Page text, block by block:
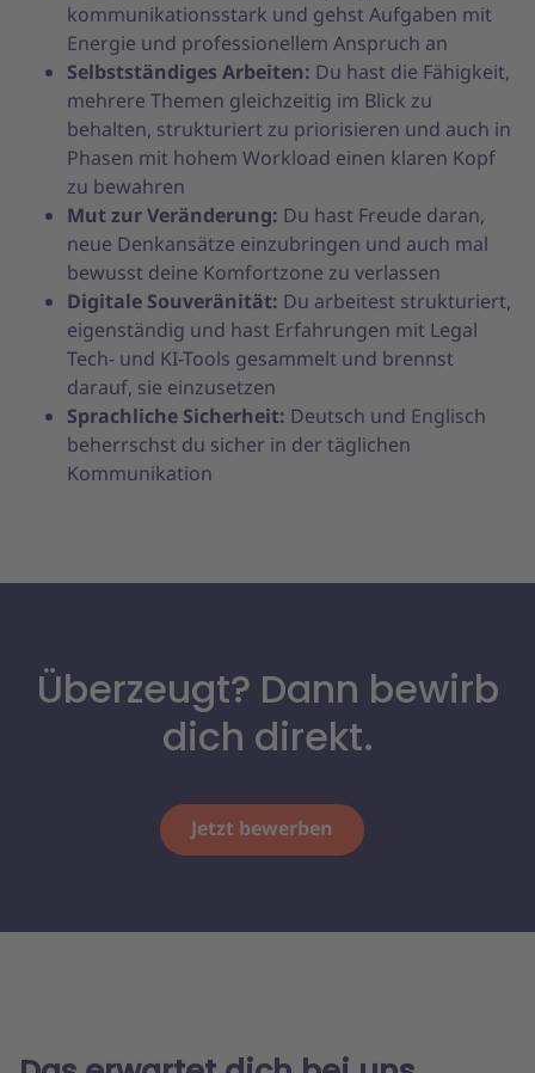
kommunikationsstark und gehst Aufgaben mit
Energie und professionellem Anspruch an
Selbstständiges Arbeiten: Du hast die Fähigkeit,
mehrere Themen gleichzeitig im Blick zu
behalten, strukturiert zu priorisieren und auch in
Phasen mit hohem Workload einen klaren Kopf
zu bewahren
Mut zur Veränderung: Du hast Freude daran,
neue Denkansätze einzubringen und auch mal
bewusst deine Komfortzone zu verlassen
Digitale Souveränität: Du arbeitest strukturiert,
eigenständig und hast Erfahrungen mit Legal
Tech- und KI-Tools gesammelt und brennst
darauf, sie einzusetzen
Sprachliche Sicherheit: Deutsch und Englisch
beherrschst du sicher in der täglichen
Kommunikation
Überzeugt? Dann bewirb
dich direkt.
Jetzt bewerben